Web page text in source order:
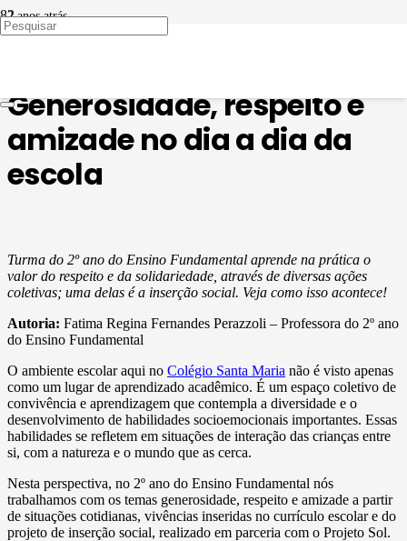
2 anos atrás
ALÉM DOS MUROS DA ESCOLA
Generosidade, respeito e
amizade no dia a dia da
escola
Turma do 2º ano do Ensino Fundamental aprende na prática o
valor do respeito e da solidariedade, através de diversas ações
coletivas; uma delas é a inserção social. Veja como isso acontece!
Autoria: Fatima Regina Fernandes Perazzoli – Professora do 2º ano
do Ensino Fundamental
O ambiente escolar aqui no Colégio Santa Maria não é visto apenas
como um lugar de aprendizado acadêmico. É um espaço coletivo de
convivência e aprendizagem que contempla a diversidade e o
desenvolvimento de habilidades socioemocionais importantes. Essas
habilidades se refletem em situações de interação das crianças entre
si, com a natureza e o mundo que as cerca.
Nesta perspectiva, no 2º ano do Ensino Fundamental nós
trabalhamos com os temas generosidade, respeito e amizade a partir
de situações cotidianas, vivências inseridas no currículo escolar e do
projeto de inserção social, realizado em parceria com o Projeto Sol.